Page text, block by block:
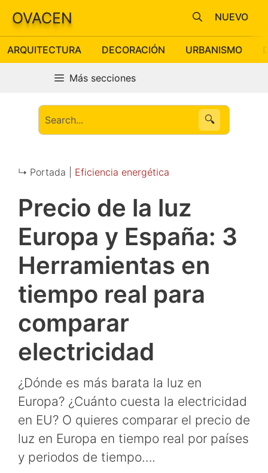
Saltar
contenido
OVACEN
ARQUITECTURA DECORACIÓN URBANISMO
NUEVO
Más secciones
🔍
↳ Portada | Eficiencia energética
Precio de la luz
Europa y España: 3
Herramientas en
tiempo real para
comparar
electricidad
¿Dónde es más barata la luz en
Europa? ¿Cuánto cuesta la electricidad
en EU? O quieres comparar el precio de
luz en Europa en tiempo real por países
y periodos de tiempo….